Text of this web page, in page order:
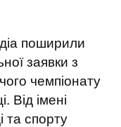
поширили
заявки з
чемпіонату
Від імені
та спорту